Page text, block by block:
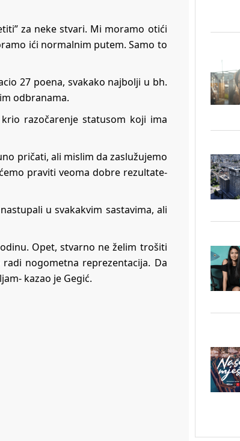
za neke stvari. Mi moramo otići
ići normalnim putem. Samo to
27 poena, svakako najbolji u bh.
odbranama.
razočarenje statusom koji ima
pričati, ali mislim da zaslužujemo
praviti veoma dobre rezultate-
u svakakvim sastavima, ali
Opet, stvarno ne želim trošiti
nogometna reprezentacija. Da
kazao je Gegić.